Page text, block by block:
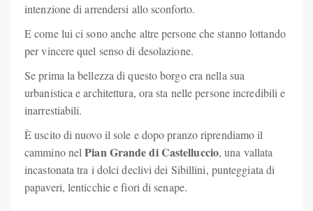
intenzione di arrendersi allo sconforto.
E come lui ci sono anche altre persone che stanno lottando
per vincere quel senso di desolazione.
Se prima la bellezza di questo borgo era nella sua
urbanistica e architettura, ora sta nelle persone incredibili e
inarrestiabili.
È uscito di nuovo il sole e dopo pranzo riprendiamo il
cammino nelPian Grande di Castelluccio, una vallata
incastonata tra i dolci declivi dei Sibillini, punteggiata di
papaveri, lenticchie e fiori di senape.